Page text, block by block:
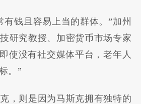
有钱且容易上当的群体。”加州
研究教授、加密货币市场专家
使没有社交媒体平台，老年人
。”
，则是因为马斯克拥有独特的